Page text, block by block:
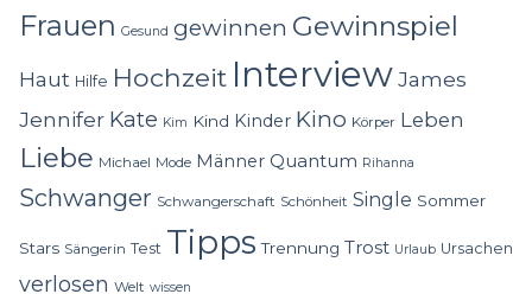
Frauen Gesund gewinnen Gewinnspiel
Haut Hilfe Hochzeit InterviewJames
Jennifer Kate Kim Kind Kinder Kino Körper Leben
Liebe Michael Mode Männer Quantum Rihanna
Schwanger Schwangerschaft Schönheit Single Sommer
Stars Sängerin Test Tipps Trennung Trost Urlaub Ursachen
verlosen Welt wissen